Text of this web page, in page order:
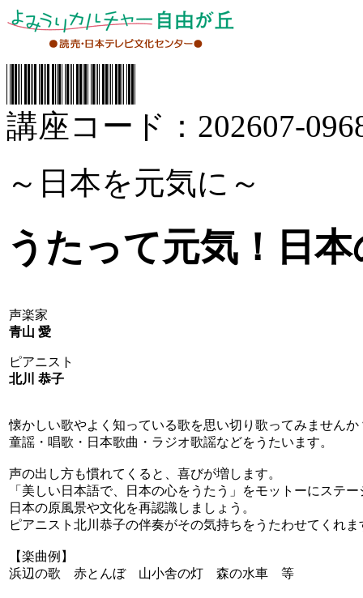
講座コード：202607-
～日本を元気に～
うたって元気！日
声楽家
青山 愛
ピアニスト
北川 恭子
懐かしい歌やよく知っている歌を思い切り歌ってみませんか
童謡・唱歌・日本歌曲・ラジオ歌謡などをうたいます。
声の出し方も慣れてくると、喜びが増します。
「美しい日本語で、日本の心をうたう」をモットーにステ
日本の原風景や文化を再認識しましょう。
ピアニスト北川恭子の伴奏がその気持ちをうたわせてくれま
【楽曲例】
浜辺の歌 赤とんぼ 山小舎の灯 森の水車 等